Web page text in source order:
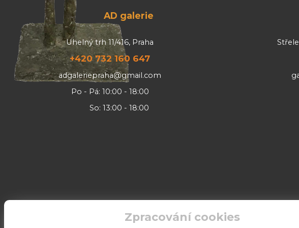
AD galerie
Uhelný trh 11/416, Praha
+420 732 160 647
adgaleriepraha@gmail.com
Po - Pá: 10:00 - 18:00
So: 13:00 - 18:00
Zpracování cookies